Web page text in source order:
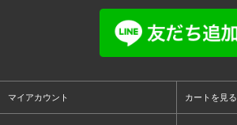
マイアカウント カートを見る